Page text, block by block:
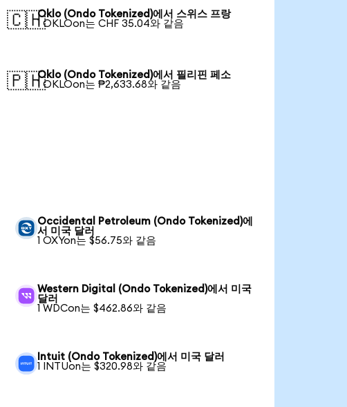
🇨🇭Oklo (Ondo Tokenized)에서 스위스 프랑
1 OKLOon는 CHF 35.04와 같음
🇵🇭Oklo (Ondo Tokenized)에서 필리핀 페소
1 OKLOon는 ₱2,633.68와 같음
Occidental Petroleum (Ondo Tokenized)에
서 미국 달러
1 OXYon는 $56.75와 같음
Western Digital (Ondo Tokenized)에서 미국
달러
1 WDCon는 $462.86와 같음
Intuit (Ondo Tokenized)에서 미국 달러
1 INTUon는 $320.98와 같음